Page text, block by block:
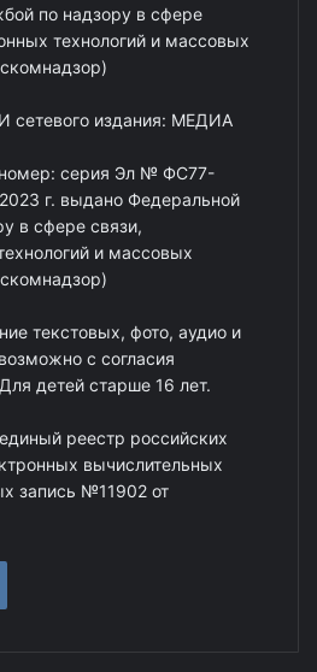
по надзору в сфере
технологий и массовых
сетевого издания: МЕДИА
серия Эл № ФС77-
г. выдано Федеральной
в сфере связи,
и массовых
текстовых, фото, аудио и
с согласия
детей старше 16 лет.
реестр российских
вычислительных
запись №11902 от